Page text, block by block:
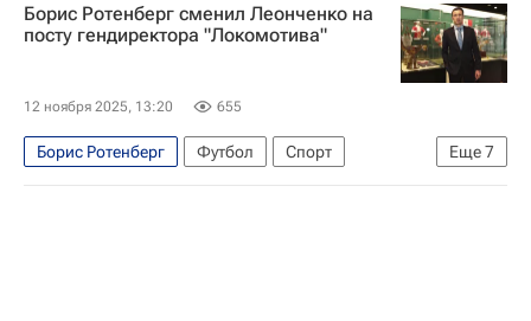
Кубок России по футболу
Борис Ротенберг
Ростов
РПЛ 2026-2027 (Чемпионат России по футболу)
Борис Ротенберг сменил Леонченко на
посту гендиректора "Локомотива"
12 ноября 2025, 13:20 655
Еще7
Борис Ротенберг Футбол
Спорт
Владимир Леонченко
Локомотив (Москва)